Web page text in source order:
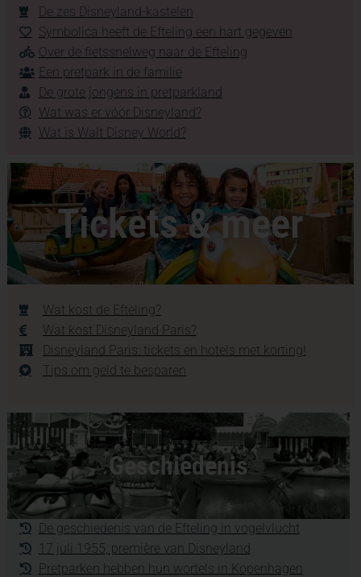
De zes Disneyland-kastelen
Symbolica heeft de Efteling een hart gegeven
Over de fietssnelweg naar de Efteling
Een pretpark in de familie
De grote jongens in pretparkland
Wat was er vóór Disneyland?
Wat is Walt Disney World?
Tickets & meer
Wat kost de Efteling?
Wat kost Disneyland Paris?
Disneyland Paris: tickets en hotels met korting!
Tips om geld te besparen
Geschiedenis
De geschiedenis van de Efteling in vogelvlucht
17 juli 1955, première van Disneyland
Pretparken hebben hun wortels in Kopenhagen